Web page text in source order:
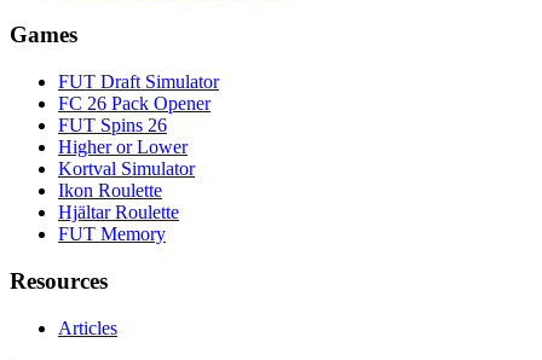
Games
FUT Draft Simulator
FC 26 Pack Opener
FUT Spins 26
Higher or Lower
Kortval Simulator
Ikon Roulette
Hjältar Roulette
FUT Memory
Resources
Articles